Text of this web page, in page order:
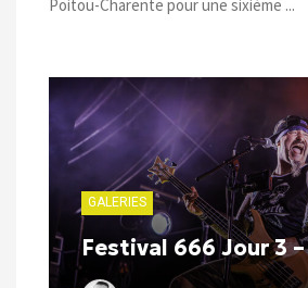
Poitou-Charente pour une sixième ...
GALERIES
Festival 666 Jour 3